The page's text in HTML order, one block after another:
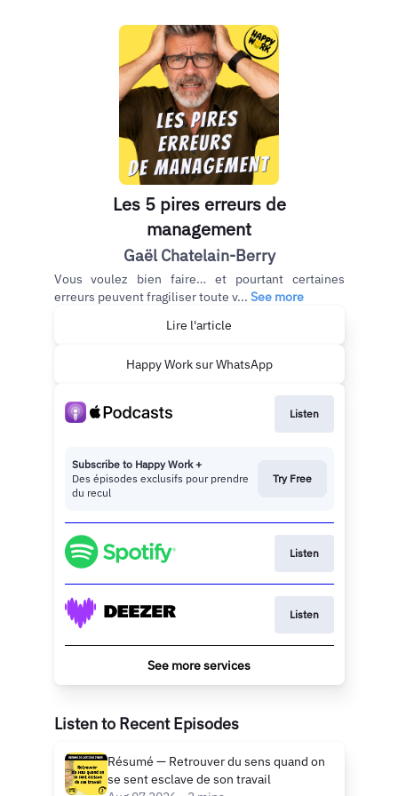
Les 5 pires erreurs de
management
Gaël Chatelain-Berry
Vous voulez bien faire… et pourtant certaines
erreurs peuvent fragiliser toute v... See more
Lire l'article
Happy Work sur WhatsApp
Listen
Subscribe to Happy Work +
Des épisodes exclusifs pour prendre
du recul
Try Free
Listen
Listen
See more services
Listen to Recent Episodes
Résumé — Retrouver du sens quand on
se sent esclave de son travail